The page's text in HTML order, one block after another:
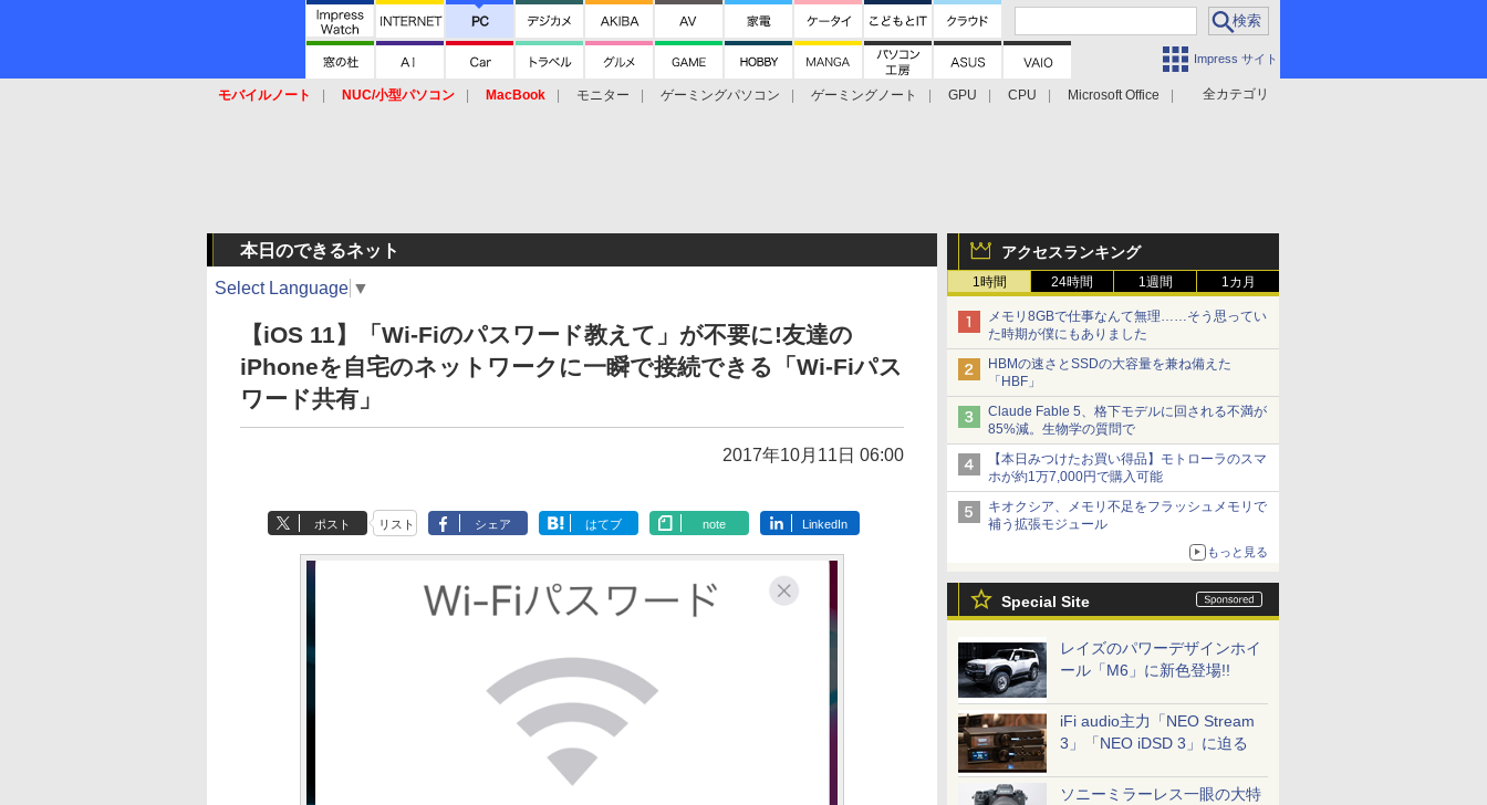
Impress サイト
全カテゴリ
モバイルノート NUC/小型パソコン MacBook モニター ゲーミングパソコン ゲーミングノート GPU CPU
Microsoft Office
アクセスランキング
1時間 24時間 1週間 1カ月
メモリ8GBで仕事なんて無理……そう思ってい
た時期が僕にもありました
HBMの速さとSSDの大容量を兼ね備えた
「HBF」
Claude Fable 5、格下モデルに回される不満が
85%減。生物学の質問で
【本日みつけたお買い得品】モトローラのスマ
ホが約1万7,000円で購入可能
キオクシア、メモリ不足をフラッシュメモリで
補う拡張モジュール
もっと見る
Special Site
レイズのパワーデザインホイ
ール「M6」に新色登場!!
iFi audio主力「NEO Stream
3」「NEO iDSD 3」に迫る
ソニーミラーレス一眼の大特
本日のできるネット
Select Language ▼
【iOS 11】「Wi-Fiのパスワード教えて」が不要に!友達の
iPhoneを自宅のネットワークに一瞬で接続できる「Wi-Fiパス
ワード共有」
2017年10月11日 06:00
ポスト リスト シェア はてブ note LinkedIn